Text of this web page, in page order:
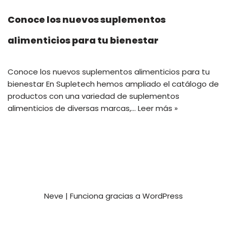
Conoce los nuevos suplementos
alimenticios para tu bienestar
Conoce los nuevos suplementos alimenticios para tu
bienestar En Supletech hemos ampliado el catálogo de
productos con una variedad de suplementos
alimenticios de diversas marcas,… Leer más »
Neve | Funciona gracias a WordPress